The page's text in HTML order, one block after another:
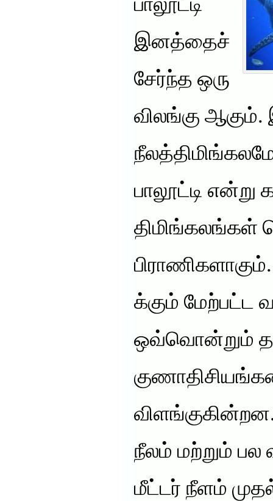
பாலூட்டி
இனத்தைச்
சேர்ந்த ஒரு
விலங்கு
பாலூட்டி என்று
திமிங்கலங்கள்
க்கும்
ஒவ்வொன்றும்
நீலம் மற்றும்
மீட்டர் நீளம்